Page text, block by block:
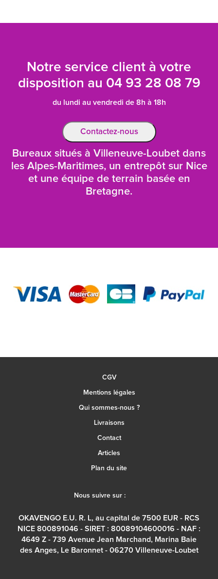
Notre service client à votre
disposition au 04 93 28 08 79
du lundi au vendredi de 8h à 18h
Contactez-nous
Bureaux situés à Villeneuve-Loubet dans
les Alpes-Maritimes, un entrepôt sur Nice
et une équipe de terrain basée en
Bretagne.
CGV
Mentions légales
Qui sommes-nous ?
Livraisons
Contact
Articles
Plan du site
Nous suivre sur :
OKAVENGO E.U. R. L, au capital de 7500 EUR - RCS
NICE 800891046 - SIRET : 80089104600016 - NAF :
4649 Z - 739 Avenue Jean Marchand, Marina Baie
des Anges, Le Baronnet - 06270 Villeneuve-Loubet